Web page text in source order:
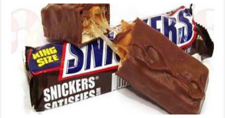
شکلات
خارجی
اصل